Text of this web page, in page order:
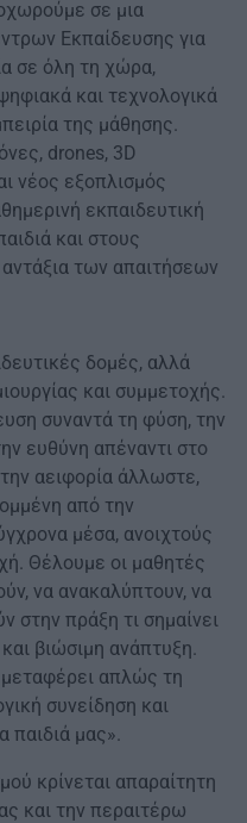
σε μια
Εκπαίδευσης για
σε όλη τη χώρα,
και τεχνολογικά
της μάθησης.
drones, 3D
νέος εξοπλισμός
εκπαιδευτική
και στους
των απαιτήσεων
δομές, αλλά
και συμμετοχής.
συναντά τη φύση, την
ευθύνη απέναντι στο
αειφορία άλλωστε,
από την
μέσα, ανοιχτούς
Θέλουμε οι μαθητές
να ανακαλύπτουν, να
στην πράξη τι σημαίνει
βιώσιμη ανάπτυξη.
απλώς τη
συνείδηση και
παιδιά μας».
κρίνεται απαραίτητη
και την περαιτέρω